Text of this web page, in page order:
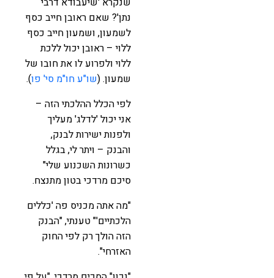
נתן'? שאם ראובן חייב כסף
לשמעון, ושמעון חייב כסף
ללוי – ראובן יכול ללכת
ללוי ולפרוע לו את חובו של
שמעון. (שו"ע חו"מ סי' פו).
לפי הכלל ההלכתי הזה –
אני יכול 'לדלג' מעליך
ולפנות ישירות לבנק,
והבנק – ויתר לי, בגלל
כשרונות השכנוע שלי"
סיכם מרדכי בטון מתנצח.
"מה אתה מכניס פה 'כללים
הלכתיים'" טענתי, "הבנק
הזה הולך רק לפי החוק
האזרחי".